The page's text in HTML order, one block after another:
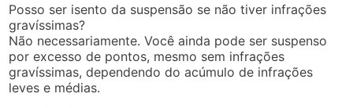
Posso ser isento da suspensão se não tiver infrações
gravíssimas?
Não necessariamente. Você ainda pode ser suspenso
por excesso de pontos, mesmo sem infrações
gravíssimas, dependendo do acúmulo de infrações
leves e médias.